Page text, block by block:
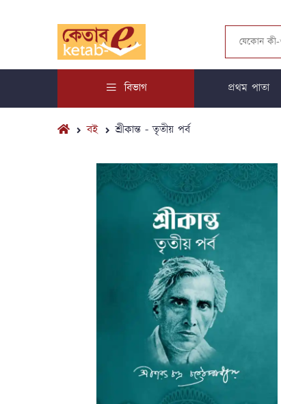
বিভাগ প্রথম পাতা
বই শ্রীকান্ত - তৃতীয় পর্ব